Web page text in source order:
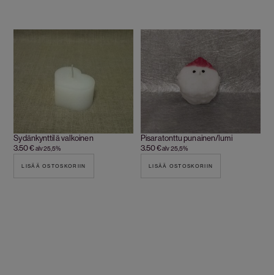
Sydänkynttilä valkoinen
3.50€alv 25,5%
LISÄÄ OSTOSKORIIN
Pisaratonttu punainen/lumi
3.50€alv 25,5%
LISÄÄ OSTOSKORIIN